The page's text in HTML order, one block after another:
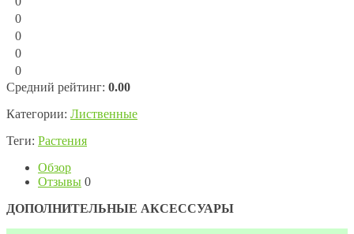
0
0
0
0
Средний рейтинг: 0.00
Категории: Лиственные
Теги: Растения
Обзор
Отзывы 0
ДОПОЛНИТЕЛЬНЫЕ АКСЕССУАРЫ